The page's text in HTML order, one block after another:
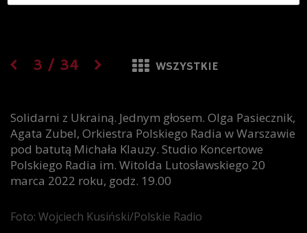
3 / 34 WSZYSTKIE
Solidarni z Ukrainą. Jednym głosem. Olga Pasiecznik,
Agata Zubel, Orkiestra Polskiego Radia w Warszawie
pod batutą Michała Klauzy. Studio Koncertowe
Polskiego Radia im. Witolda Lutosławskiego 20
marca 2022 roku, godz. 19.00
Foto: Wojciech Kusiński/Polskie Radio